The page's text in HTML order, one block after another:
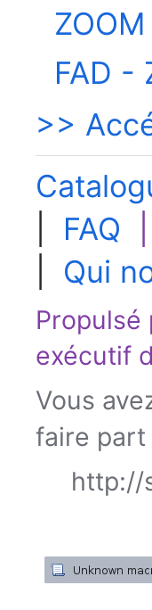
ZOOM
FAD -
>>
FAQ
Qui
Propulsé
exécutif
Vous
faire part
http://